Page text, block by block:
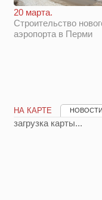
20 марта.
Строительство
аэропорта в Перми
НА КАРТЕ НОВОСТИ
загрузка карты...